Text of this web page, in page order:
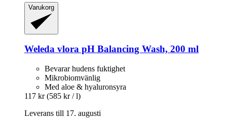
Varukorg
Weleda vlora pH Balancing Wash, 200 ml
Bevarar hudens fuktighet
Mikrobiomvänlig
Med aloe & hyaluronsyra
117 kr (585 kr / l)
Leverans till 17. augusti